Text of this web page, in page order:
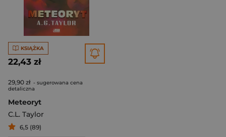
KSIĄŻKA
22,43 zł
29,90 zł - sugerowana cena
detaliczna
Meteoryt
C.L. Taylor
6,5 (89)